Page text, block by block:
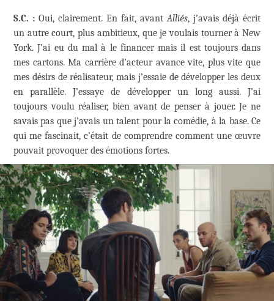
S.C. : Oui, clairement. En fait, avantAlliés, j’avais déjà écrit
un autre court, plus ambitieux, que je voulais tourner à New
York. J’ai eu du mal à le financer mais il est toujours dans
mes cartons. Ma carrière d’acteur avance vite, plus vite que
mes désirs de réalisateur, mais j’essaie de développer les deux
en parallèle. J’essaye de développer un long aussi. J’ai
toujours voulu réaliser, bien avant de penser à jouer. Je ne
savais pas que j’avais un talent pour la comédie, à la base. Ce
qui me fascinait, c’était de comprendre comment une œuvre
pouvait provoquer des émotions fortes.